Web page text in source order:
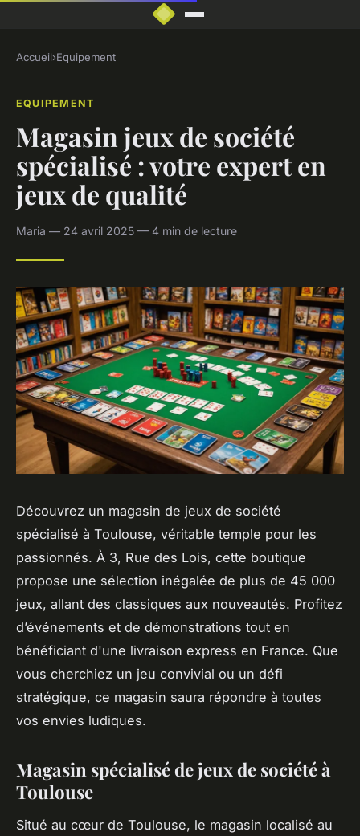
Accueil›Equipement
EQUIPEMENT
Magasin jeux de société
spécialisé : votre expert en
jeux de qualité
Maria — 24 avril 2025 — 4 min de lecture
Découvrez un magasin de jeux de société
spécialisé à Toulouse, véritable temple pour les
passionnés. À 3, Rue des Lois, cette boutique
propose une sélection inégalée de plus de 45 000
jeux, allant des classiques aux nouveautés. Profitez
d’événements et de démonstrations tout en
bénéficiant d'une livraison express en France. Que
vous cherchiez un jeu convivial ou un défi
stratégique, ce magasin saura répondre à toutes
vos envies ludiques.
Magasin spécialisé de jeux de société à
Toulouse
Situé au cœur de Toulouse, le magasin localisé au